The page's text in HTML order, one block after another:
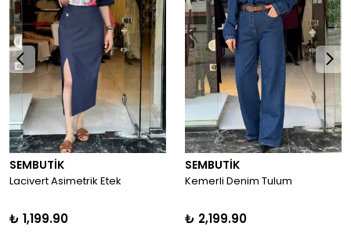
SEMBUTİK
Lacivert Asimetrik Etek
₺ 1,199.90
SEMBUTİK
Kemerli Denim Tulum
₺ 2,199.90